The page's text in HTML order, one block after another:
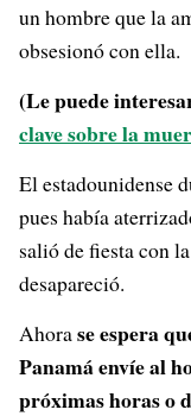
un hombre que la
obsesionó con ella.
(Le puede
clave sobre la
El estadounidense
pues había
salió de fiesta con
desapareció.
Ahorase espera
Panamá envíe al
próximas horas o